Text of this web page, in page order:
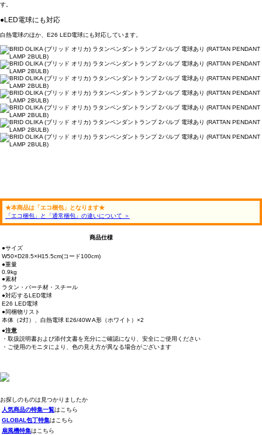
す。
●LED電球にも対応
白熱電球のほか、E26 LED電球にも対応しています。
★本商品は「エコ梱包」となります★
「エコ梱包」と「通常梱包」の違いについて ＞
商品仕様
●サイズ
W50×D28.5×H15.5cm(コード100cm)
●重量
0.9kg
●素材
ラタン・バーチ材・スチール
●対応するLED電球
E26 LED電球
●同梱物リスト
本体（2灯）、白熱電球 E26/40W A形（ホワイト）×2
●注意
・取扱説明書および添付文書を充分にご確認になり、安全にご使用ください
・ご使用のモニタにより、色の見え方が異なる場合がございます
お探しのものは見つかりましたか
人気商品の特集一覧はこちら
GLOBAL包丁特集はこちら
扇風機特集はこちら